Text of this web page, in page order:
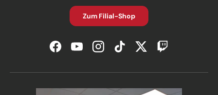
Zum Filial-Shop
FacebookYouTubeInstagramTikTokTwitterTwitch